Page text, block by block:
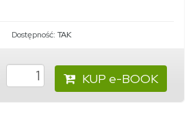
Dostępność: TAK
KUP e-BOOK